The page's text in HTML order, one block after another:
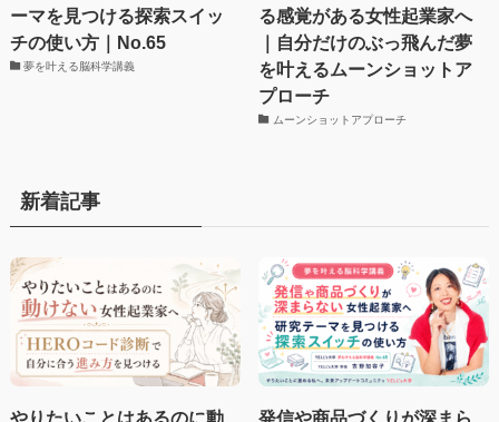
ーマを見つける探索スイッ
チの使い方｜No.65
夢を叶える脳科学講義
る感覚がある女性起業家へ
｜自分だけのぶっ飛んだ夢
を叶えるムーンショットア
プローチ
ムーンショットアプローチ
新着記事
やりたいことはあるのに動 発信や商品づくりが深まら